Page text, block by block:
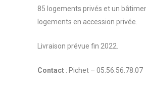
85 logements privés et un
logements en accession privée.
Livraison prévue fin 2022.
Contact : Pichet – 05.56.56.78.07